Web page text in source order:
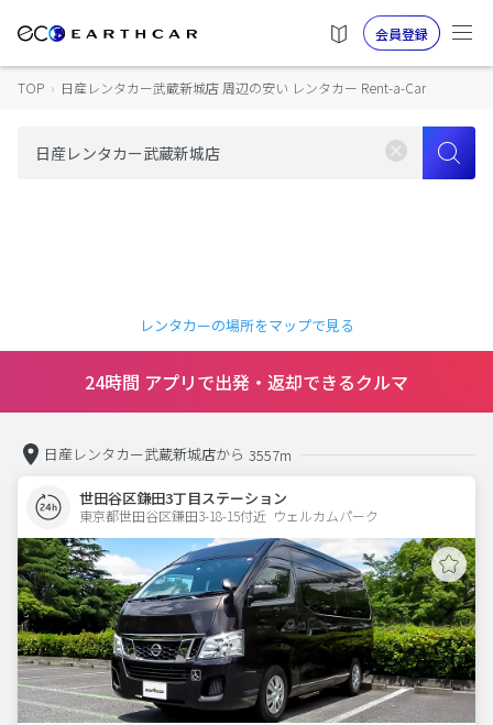
会員登録
TOP › 日産レンタカー武蔵新城店 周辺の安い レンタカー Rent-a-Car
レンタカーの場所をマップで見る
24時間 アプリで出発・返却できるクルマ
日産レンタカー武蔵新城店から 3557m
世田谷区鎌田3丁目ステーション
東京都世田谷区鎌田3-18-15付近  ウェルカムパーク